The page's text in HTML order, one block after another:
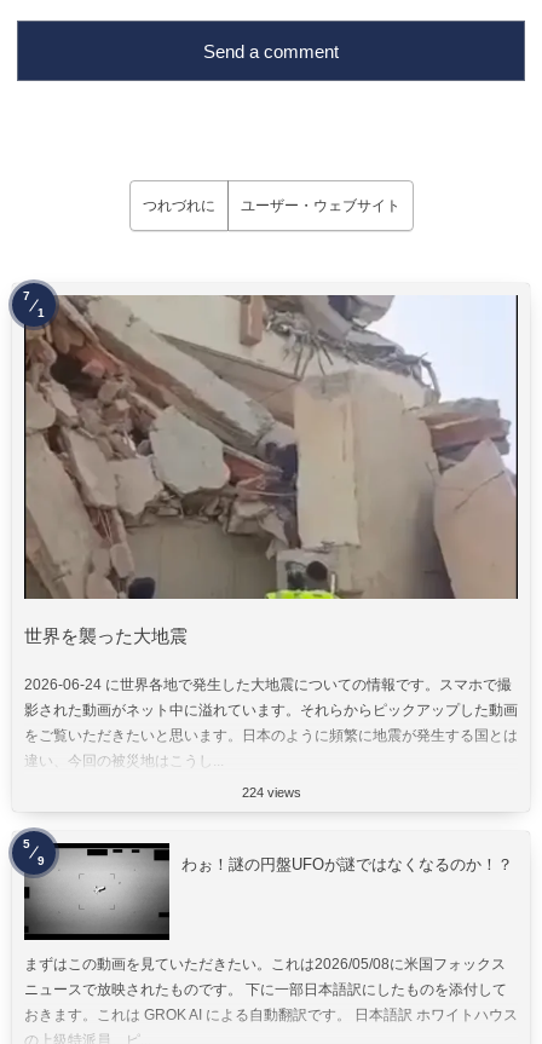
つれづれに ユーザー・ウェブサイト
世界を襲った大地震
2026-06-24 に世界各地で発生した大地震についての情報です。スマホで撮
影された動画がネット中に溢れています。それらからピックアップした動画
をご覧いただきたいと思います。日本のように頻繁に地震が発生する国とは
違い、今回の被災地はこうし...
224 views
7
1
わぉ！謎の円盤UFOが謎ではなくなるのか！？
まずはこの動画を見ていただきたい。これは2026/05/08に米国フォックス
ニュースで放映されたものです。 下に一部日本語訳にしたものを添付して
おきます。これは GROK AI による自動翻訳です。 日本語訳 ホワイトハウス
の上級特派員、ピ...
5
9